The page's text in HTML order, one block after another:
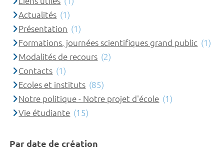
Actualités (1)
Présentation (1)
Formations, journées scientifiques grand public (1)
Modalités de recours (2)
Contacts (1)
Ecoles et instituts (85)
Notre politique - Notre projet d'école (1)
Vie étudiante (15)
Par date de création